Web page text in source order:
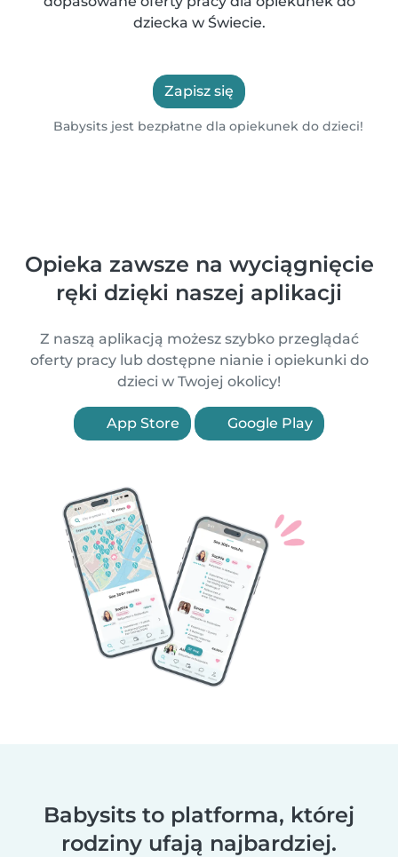
dziecka w Świecie.
Zapisz się
Babysits jest bezpłatne dla opiekunek do dzieci!
Opieka zawsze na wyciągnięcie
ręki dzięki naszej aplikacji
Z naszą aplikacją możesz szybko przeglądać
oferty pracy lub dostępne nianie i opiekunki do
dzieci w Twojej okolicy!
App Store Google Play
Babysits to platforma, której
rodziny ufają najbardziej.